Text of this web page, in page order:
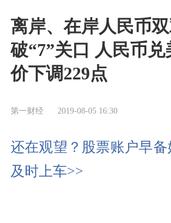
离岸、在岸人民币
破“7”关口 人民币兑
价下调229点
第一财经 2019-08-05 16:30
还在观望？股票账户早备
及时上车>>